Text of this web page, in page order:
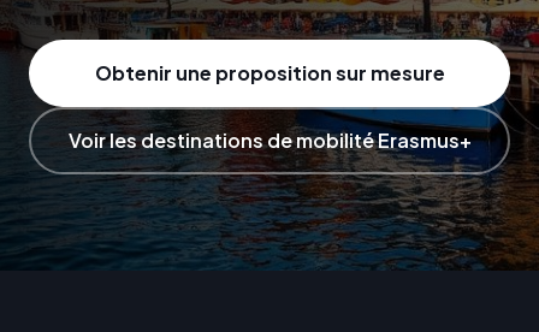
Obtenir une proposition sur mesure
Voir les destinations de mobilité Erasmus+